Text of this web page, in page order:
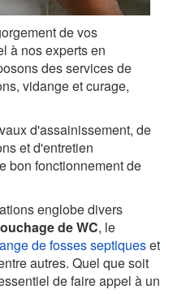
de vos
à nos experts en
des services de
vidange et curage,
d'assainissement, de
et d'entretien
bon fonctionnement de
englobe divers
de WC, le
de fosses septiqueset
autres. Quel que soit
de faire appel à un